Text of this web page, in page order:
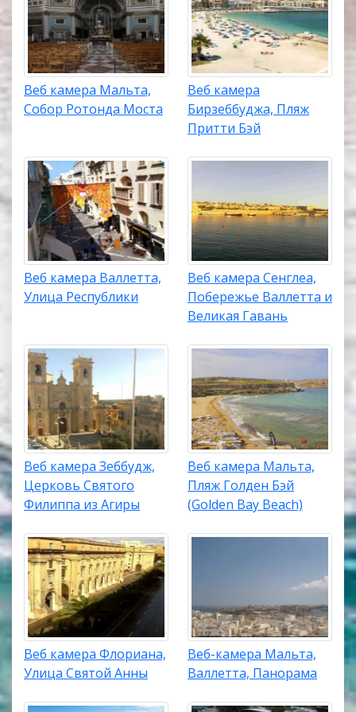
Веб камера Мальта,
Собор Ротонда Моста
Веб камера
Бирзеббуджа, Пляж
Притти Бэй
Веб камера Валлетта,
Улица Республики
Веб камера Сенглеа,
Побережье Валлетта и
Великая Гавань
Веб камера Зеббудж,
Церковь Святого
Филиппа из Агиры
Веб камера Мальта,
Пляж Голден Бэй
(Golden Bay Beach)
Веб камера Флориана,
Улица Святой Анны
Веб-камера Мальта,
Валлетта, Панорама